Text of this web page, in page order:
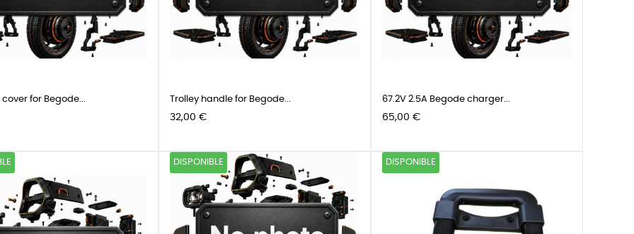
for Begode... Trolley handle for Begode...
Precio
32,00 €
67.2V 2.5A Begode charger...
Precio
65,00 €
DISPONIBLE DISPONIBLE